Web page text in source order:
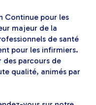
Continue pour les
majeur de la
de santé
pour les infirmiers.
des parcours de
qualité, animés par